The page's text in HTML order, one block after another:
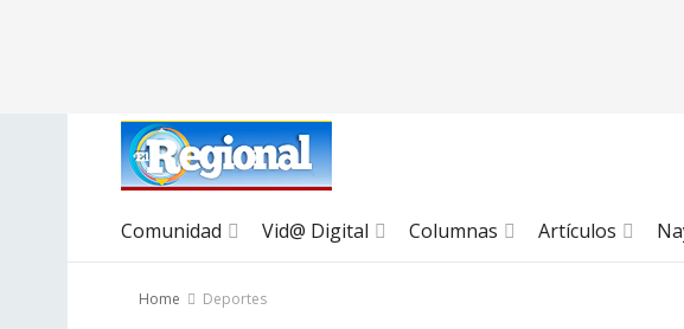
Comunidad Vid@ Digital Columnas Artículos
Home Deportes